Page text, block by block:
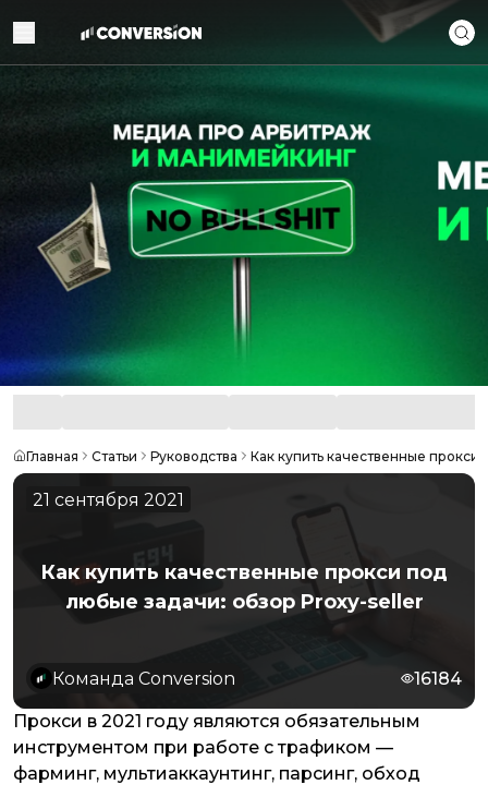
Главная Статьи Руководства Как купить качественные
21 сентября 2021
Как купить качественные прокси под
любые задачи: обзор Proxy-seller
Команда Conversion 16184
Прокси в 2021 году являются обязательным
инструментом при работе с трафиком —
фарминг, мультиаккаунтинг, парсинг, обход